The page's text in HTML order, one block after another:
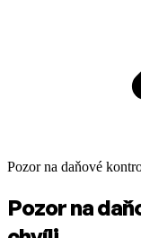
Pozor na daňové
Pozor na